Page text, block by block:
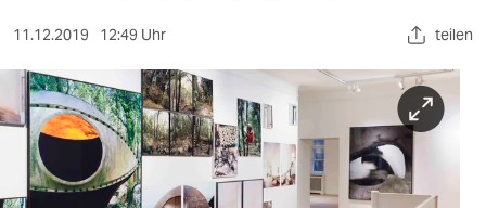
sport
berlin
nord
11.12.2019 12:49 Uhr teilen